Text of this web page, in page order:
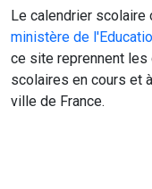
Le calendrier
ministère de
ce site reprennent
scolaires en cours et
ville de France.